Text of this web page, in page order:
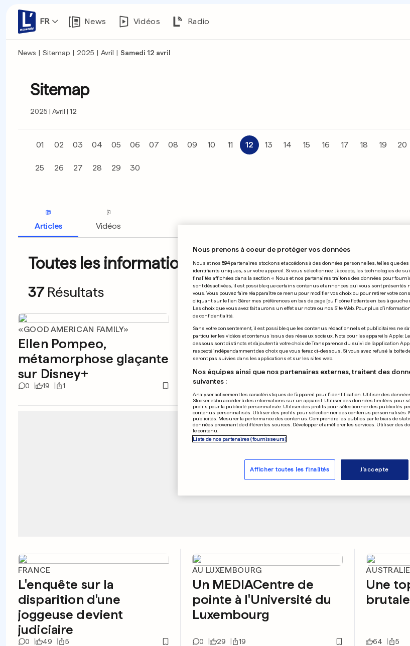
FR News Vidéos Radio
News | Sitemap | 2025 | Avril | Samedi 12 avril
Sitemap
2025 Avril 12
01 02 03 04 05 06 07 08 09 10 11 12 13 14 15 16 17 18 19 20
25 26 27 28 29 30
Articles Vidéos
Toutes les informations du 12.04.2025
37 Résultats
«GOOD AMERICAN FAMILY»
Ellen Pompeo,
métamorphose glaçante
sur Disney+
0 19 1
NUCLÉAIRE IRANIEN
La Maison-Blanche salue
«un pas en avant»
6 0
Le
British
PUBLICITÉ
FRANCE
L'enquête sur la
disparition d'une
joggeuse devient
judiciaire
0 49 5
AU LUXEMBOURG
Un MEDIACentre de
pointe à l'Université du
Luxembourg
0 29 19
AUSTRALIE
Une
64 5
Nous prenons à coeur de protéger vos données
Nous et nos 594partenaires stockons et accédons à des données personnelles, telles que
identifiants uniques, sur votre appareil. Si vous sélectionnez J'accepte, les technologies de
finalités affichées dans la section « Nous et nos partenaires traitons des données pour
sont désactivées, il est possible que certains contenus et annonces qui vous sont présentés
vous. Vous pouvez faire réapparaître ce menu pour modifier vos choix ou pour retirer votre
cliquant sur le lien Gérer mes préférences en bas de page [ou l'icône flottante en bas à gauche
Les choix que vous avez fait aurons un effet sur notre ou nos Site Web. Pour plus
de confidentialité.
Sans votre consentement, il est possible que les contenus rédactionnels et publicitaires ne
particulier les vidéos et contenus issus des réseaux sociaux. Note pour les appareils Apple:
dessous sont distincts et s'ajoutent à votre choix de Transparence du suivi de l'application Apple
respecté indépendamment des choix que vous ferez ci-dessous. Si vous avez refusé la boîte
seront pas suivies dans les applications et sur les sites web.
Nos équipes ainsi que nos partenaires externes, traitent des
suivantes :
Analyser activement les caractéristiques de l’appareil pour l’identification. Utiliser des
Stocker et/ou accéder à des informations sur un appareil. Utiliser des données limitées pour
profils pour la publicité personnalisée. Utiliser des profils pour sélectionner des publicités
contenus personnalisés. Utiliser des profils pour sélectionner des contenus personnalisés.
publicités. Mesurer la performance des contenus. Comprendre les publics par le biais de
données provenant de différentes sources. Développer et améliorer les services. Utiliser des
le contenu.
Liste de nos partenaires (fournisseurs)
Afficher toutes les finalités J'accepte